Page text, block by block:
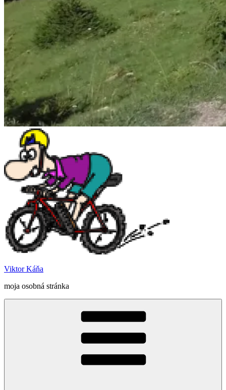
Viktor Káňa
moja osobná stránka